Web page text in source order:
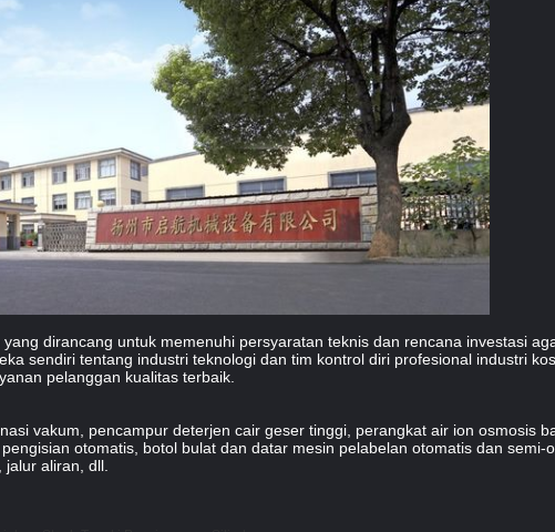
dirancang untuk memenuhi persyaratan teknis dan rencana investasi
sendiri tentang industri teknologi dan tim kontrol diri profesional industri
pelanggan kualitas terbaik.
vakum, pencampur deterjen cair geser tinggi, perangkat air ion osmosis
otomatis, botol bulat dan datar mesin pelabelan otomatis dan
jalur aliran, dll.